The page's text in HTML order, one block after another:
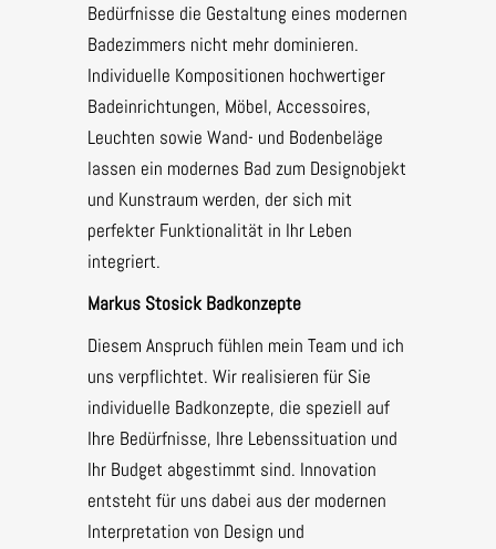
Bedürfnisse die Gestaltung eines modernen
Badezimmers nicht mehr dominieren.
Individuelle Kompositionen hochwertiger
Badeinrichtungen, Möbel, Accessoires,
Leuchten sowie Wand- und Bodenbeläge
lassen ein modernes Bad zum Designobjekt
und Kunstraum werden, der sich mit
perfekter Funktionalität in Ihr Leben
integriert.
Markus Stosick Badkonzepte
Diesem Anspruch fühlen mein Team und ich
uns verpflichtet. Wir realisieren für Sie
individuelle Badkonzepte, die speziell auf
Ihre Bedürfnisse, Ihre Lebenssituation und
Ihr Budget abgestimmt sind. Innovation
entsteht für uns dabei aus der modernen
Interpretation von Design und